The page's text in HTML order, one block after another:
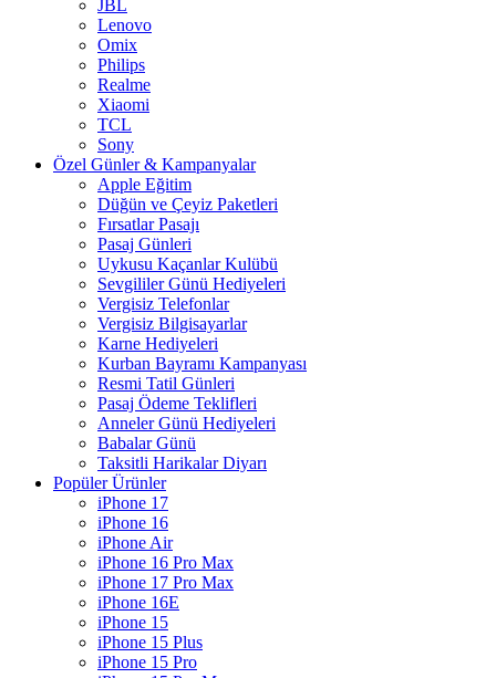
JBL
Lenovo
Omix
Philips
Realme
Xiaomi
TCL
Sony
Özel Günler & Kampanyalar
Apple Eğitim
Düğün ve Çeyiz Paketleri
Fırsatlar Pasajı
Pasaj Günleri
Uykusu Kaçanlar Kulübü
Sevgililer Günü Hediyeleri
Vergisiz Telefonlar
Vergisiz Bilgisayarlar
Karne Hediyeleri
Kurban Bayramı Kampanyası
Resmi Tatil Günleri
Pasaj Ödeme Teklifleri
Anneler Günü Hediyeleri
Babalar Günü
Taksitli Harikalar Diyarı
Popüler Ürünler
iPhone 17
iPhone 16
iPhone Air
iPhone 16 Pro Max
iPhone 17 Pro Max
iPhone 16E
iPhone 15
iPhone 15 Plus
iPhone 15 Pro